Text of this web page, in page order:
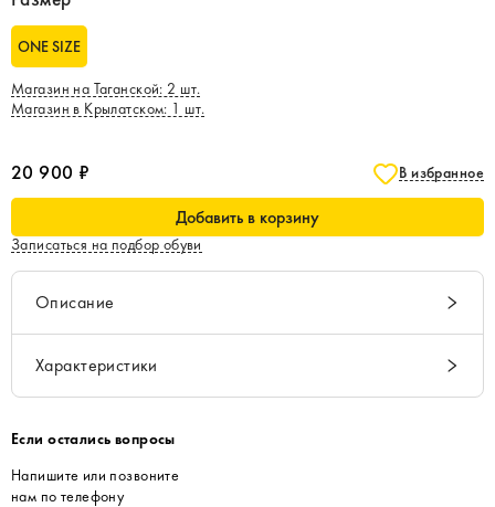
ONE SIZE
Магазин на Таганской: 2 шт.
Магазин в Крылатском: 1 шт.
20 900 ₽ В избранное
Добавить в корзину
Записаться на подбор обуви
Описание
Характеристики
Если остались вопросы
Напишите или позвоните
нам по телефону